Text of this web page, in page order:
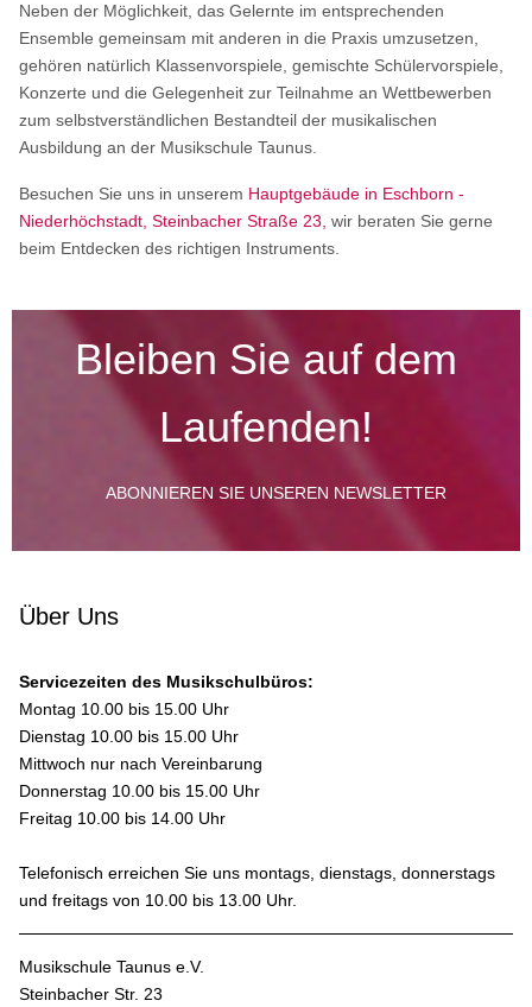
Neben der Möglichkeit, das Gelernte im entsprechenden
Ensemble gemeinsam mit anderen in die Praxis umzusetzen,
gehören natürlich Klassenvorspiele, gemischte Schülervorspiele,
Konzerte und die Gelegenheit zur Teilnahme an Wettbewerben
zum selbstverständlichen Bestandteil der musikalischen
Ausbildung an der Musikschule Taunus.
Besuchen Sie uns in unserem Hauptgebäude in Eschborn -
Niederhöchstadt, Steinbacher Straße 23, wir beraten Sie gerne
beim Entdecken des richtigen Instruments.
Bleiben Sie auf dem
Laufenden!
ABONNIEREN SIE UNSEREN NEWSLETTER
Über Uns
Servicezeiten des Musikschulbüros:
Montag 10.00 bis 15.00 Uhr
Dienstag 10.00 bis 15.00 Uhr
Mittwoch nur nach Vereinbarung
Donnerstag 10.00 bis 15.00 Uhr
Freitag 10.00 bis 14.00 Uhr
Telefonisch erreichen Sie uns montags, dienstags, donnerstags
und freitags von 10.00 bis 13.00 Uhr.
Musikschule Taunus e.V.
Steinbacher Str. 23